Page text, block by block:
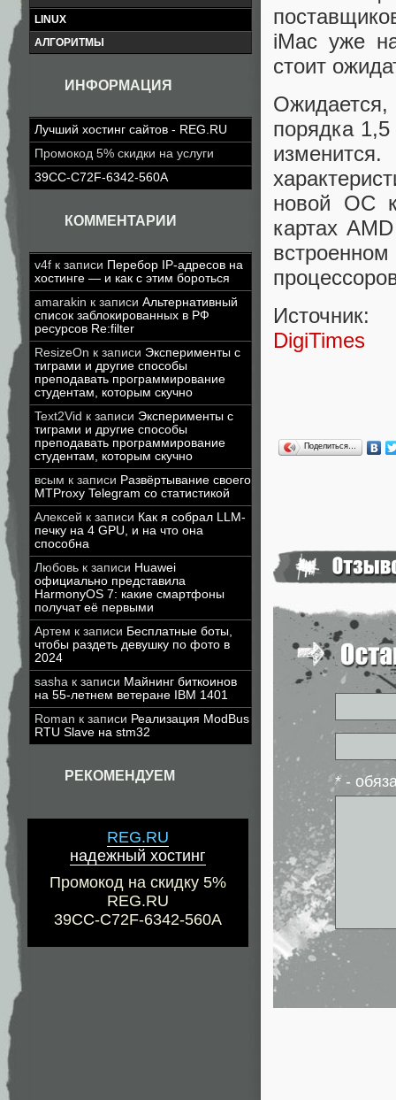
LINUX
АЛГОРИТМЫ
ИНФОРМАЦИЯ
Лучший хостинг сайтов - REG.RU
Промокод 5% скидки на услуги
39CC-C72F-6342-560A
КОММЕНТАРИИ
v4f к записи Перебор IP-адресов на
хостинге — и как с этим бороться
amarakin к записи Альтернативный
список заблокированных в РФ
ресурсов Re:filter
ResizeOn к записи Эксперименты с
тиграми и другие способы
преподавать программирование
студентам, которым скучно
Text2Vid к записи Эксперименты с
тиграми и другие способы
преподавать программирование
студентам, которым скучно
всым к записи Развёртывание своего
MTProxy Telegram со статистикой
Алексей к записи Как я собрал LLM-
печку на 4 GPU, и на что она
способна
Любовь к записи Huawei
официально представила
HarmonyOS 7: какие смартфоны
получат её первыми
Артем к записи Бесплатные боты,
чтобы раздеть девушку по фото в
2024
sasha к записи Майнинг биткоинов
на 55-летнем ветеране IBM 1401
Roman к записи Реализация ModBus
RTU Slave на stm32
РЕКОМЕНДУЕМ
REG.RU
надежный хостинг
Промокод на скидку 5%
REG.RU
39CC-C72F-6342-560A
iMac уже
стоит
порядка
новой ОС
картах
Источник:
DigiTimes
Поделиться…
* -